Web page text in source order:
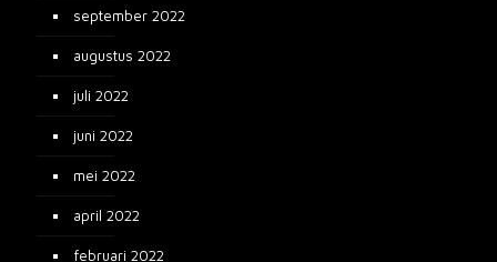
september 2022
augustus 2022
juli 2022
juni 2022
mei 2022
april 2022
februari 2022